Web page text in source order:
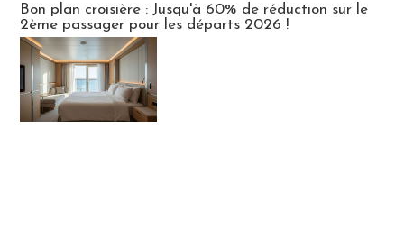
Bon plan croisière : Jusqu'à 60% de réduction sur le
2ème passager pour les départs 2026 !